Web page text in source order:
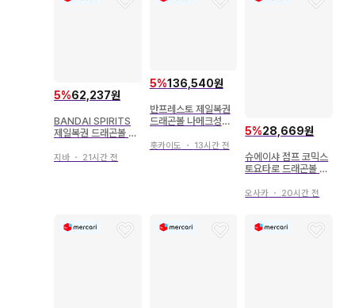
5%62,237원
BANDAI SPIRITS
제일복권 드래곤볼 D
지터 피규어
지바 ・ 21시간 전
5%136,540원
반프레스토 제일복권
드래곤볼 나메크성편
홋카이도 ・ 13시간 전
5%28,669원
슈에이샤 점프 코믹스
토요타로 드래곤볼 초
오사카 ・ 20시간 전